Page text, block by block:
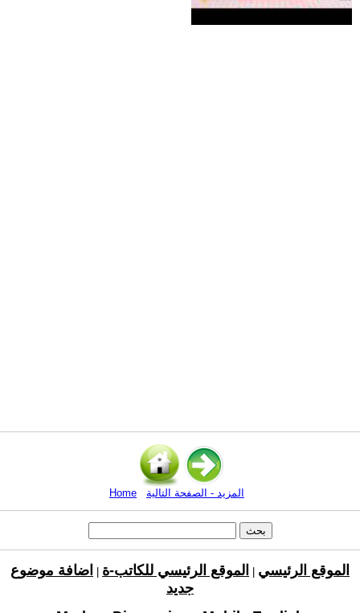
Home المزيد - الصفحة التالية
الموقع الرئيسي الموقع الرئيسي للكاتب-ة
اضافة موضوع
جديد